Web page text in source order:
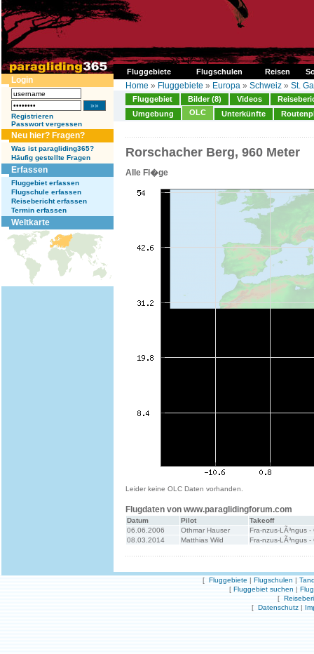
Fluggebiete Flugschulen Reisen
Login
Registrieren
Passwort vergessen
Neu hier? Fragen?
Was ist paragliding365?
Häufig gestellte Fragen
Erfassen
Fluggebiet erfassen
Flugschule erfassen
Reisebericht erfassen
Termin erfassen
Weltkarte
Home » Fluggebiete » Europa » Schweiz » St.
Fluggebiet Bilder (8) Videos
Umgebung
OLC Unterkünfte
Rorschacher Berg, 960 Meter
Alle Fl�ge
Leider keine OLC Daten vorhanden.
Flugdaten von www.paraglidingforum.com
Datum Pilot
Takeoff
06.06.2006
Othmar Hauser
Fra-nzus-LÃ³ngus -
08.03.2014
Matthias Wild Fra-nzus-LÃ³ngus -
[ Fluggebiete | Flugschulen |
[ Fluggebiet suchen |
[
[ Datenschutz |